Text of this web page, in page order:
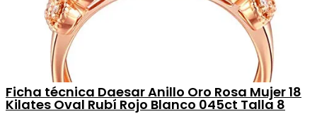
Ficha técnica Daesar Anillo Oro Rosa Mujer 18
Kilates Oval Rubí Rojo Blanco 045ct Talla 8